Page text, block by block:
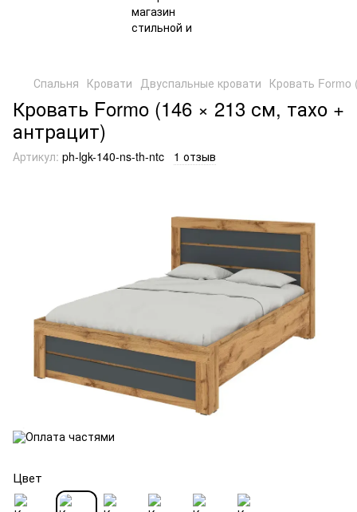
Спальня Кровати Двуспальные кровати Кровать Formo
Кровать Formo (146 × 213 см, тахо +
антрацит)
Артикул: ph-lgk-140-ns-th-ntc 1 отзыв
Цвет